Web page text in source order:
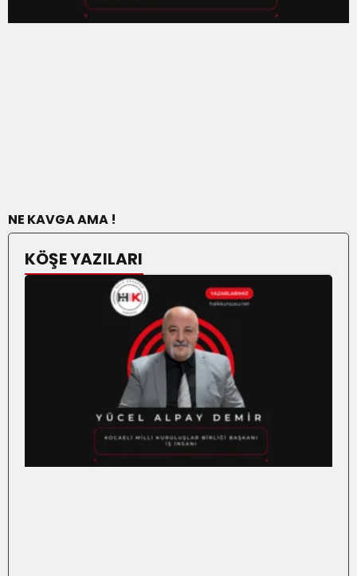
NE KAVGA AMA !
KÖŞE YAZILARI